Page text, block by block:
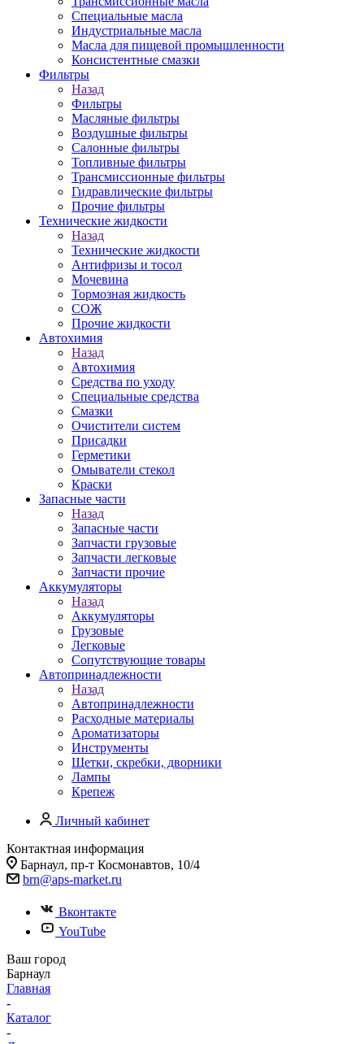
Специальные масла
Индустриальные масла
Масла для пищевой промышленности
Консистентные смазки
Фильтры
Назад
Фильтры
Масляные фильтры
Воздушные фильтры
Салонные фильтры
Топливные фильтры
Трансмиссионные фильтры
Гидравлические фильтры
Прочие фильтры
Технические жидкости
Назад
Технические жидкости
Антифризы и тосол
Мочевина
Тормозная жидкость
СОЖ
Прочие жидкости
Автохимия
Назад
Автохимия
Средства по уходу
Специальные средства
Смазки
Очистители систем
Присадки
Герметики
Омыватели стекол
Краски
Запасные части
Назад
Запасные части
Запчасти грузовые
Запчасти легковые
Запчасти прочие
Аккумуляторы
Назад
Аккумуляторы
Грузовые
Легковые
Сопутствующие товары
Автопринадлежности
Назад
Автопринадлежности
Расходные материалы
Ароматизаторы
Инструменты
Щетки, скребки, дворники
Лампы
Крепеж
Личный кабинет
Контактная информация
Барнаул, пр-т Космонавтов, 10/4
brn@aps-market.ru
Вконтакте
YouTube
Ваш город
Барнаул
Главная
-
Каталог
-